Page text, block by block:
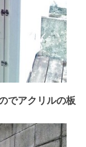
でアクリルの板